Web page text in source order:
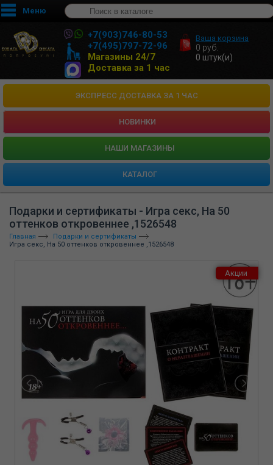
Меню
+7(903)746-80-53
+7(495)797-72-96
Магазины 24/7
Доставка за 1 час
Ваша корзина
0 руб.
0 штук(и)
ЭКСПРЕСС ДОСТАВКА ЗА 1 ЧАС
НОВИНКИ
HАШИ МАГАЗИНЫ
КАТАЛОГ
Подарки и сертификаты - Игра секс, На 50
оттенков откровеннее ,1526548
Главная
Подарки и сертификаты
Игра секс, На 50 оттенков откровеннее ,1526548
Акции